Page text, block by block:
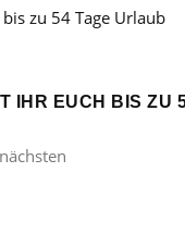
IHR EUCH BIS ZU